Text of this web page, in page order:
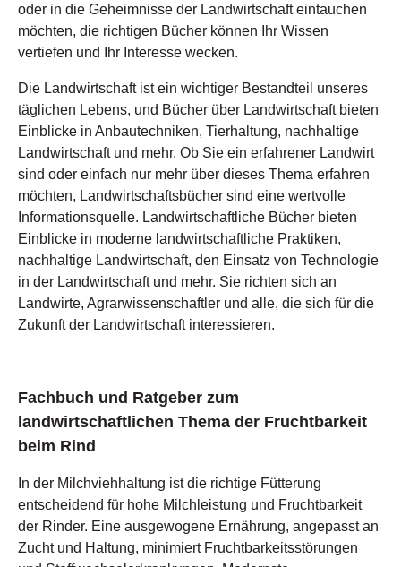
mit Pferden. Es verbindet fundiertes theoretisches Wissen
mit praktischen Übungen und bereitet optimal auf die FN-
Prüfung vor. Die klare Struktur und die vielen Bilder
erleichtern das Lernen und unterstützen ein sicheres und
und Schritt für Schritt zum Partner Pferd werden!
oder in die Geheimnisse der Landwirtschaft eintauchen
möchten, die richtigen Bücher können Ihr Wissen
vertiefen und Ihr Interesse wecken.
Die Landwirtschaft ist ein wichtiger Bestandteil unseres
täglichen Lebens, und Bücher über Landwirtschaft bieten
Einblicke in Anbautechniken, Tierhaltung, nachhaltige
Landwirtschaft und mehr. Ob Sie ein erfahrener Landwirt
sind oder einfach nur mehr über dieses Thema erfahren
möchten, Landwirtschaftsbücher sind eine wertvolle
Informationsquelle. Landwirtschaftliche Bücher bieten
Einblicke in moderne landwirtschaftliche Praktiken,
nachhaltige Landwirtschaft, den Einsatz von Technologie
in der Landwirtschaft und mehr. Sie richten sich an
Landwirte, Agrarwissenschaftler und alle, die sich für die
Zukunft der Landwirtschaft interessieren.
Fachbuch und Ratgeber zum
landwirtschaftlichen Thema der Fruchtbarkeit
beim Rind
In der Milchviehhaltung ist die richtige Fütterung
entscheidend für hohe Milchleistung und Fruchtbarkeit
der Rinder. Eine ausgewogene Ernährung, angepasst an
Zucht und Haltung, minimiert Fruchtbarkeitsstörungen